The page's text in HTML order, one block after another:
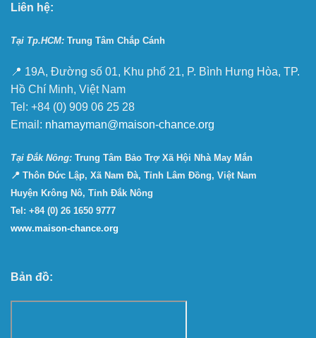
Liên hệ:
Tại Tp.HCM: Trung Tâm Chắp Cánh
📍 19A, Đường số 01, Khu phố 21, P. Bình Hưng Hòa, TP.
Hồ Chí Minh, Việt Nam
Tel: +84 (0) 909 06 25 28
Email: nhamayman@maison-chance.org
Tại Ðắk Nông: Trung Tâm Bảo Trợ Xã Hội Nhà May Mắn
📍 Thôn Đức Lập, Xã Nam Đà, Tỉnh Lâm Đồng, Việt Nam
Huyện Krông Nô, Tỉnh Đắk Nông
Tel: +84 (0) 26 1650 9777
www.maison-chance.org
Bản đồ: